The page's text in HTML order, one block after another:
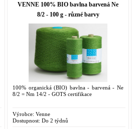
VENNE 100% BIO bavlna barvená Ne
8/2 - 100 g - různé barvy
100% organická (BIO) bavlna - barvená - Ne
8/2 = Nm 14/2 - GOTS certifikace
Výrobce: Venne
Dostupnost: Do 2 týdnů